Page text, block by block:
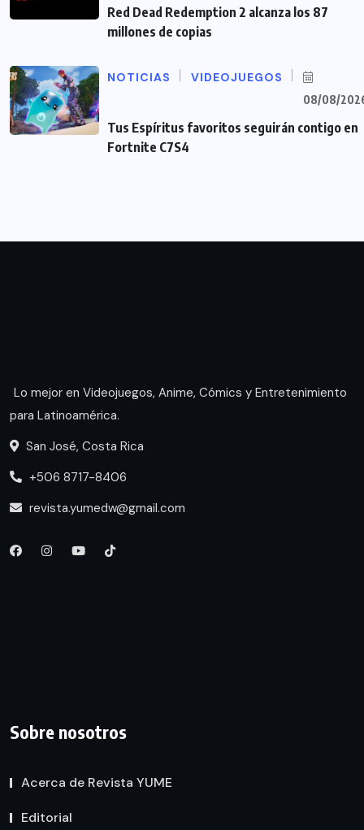
Red Dead Redemption 2 alcanza los 87
millones de copias
NOTICIAS VIDEOJUEGOS
08/08/
Tus Espíritus favoritos seguirán contigo en
Fortnite C7S4
Lo mejor en Videojuegos, Anime, Cómics y Entretenimiento
para Latinoamérica.
San José, Costa Rica
+506 8717-8406
revista.yumedw@gmail.com
Sobre nosotros
Acerca de Revista YUME
Editorial